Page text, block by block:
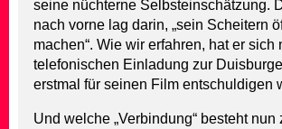
seine nüchterne Selbsteinschätzung.
nach vorne lag darin, „sein Scheitern
machen“. Wie wir erfahren, hat er sich
telefonischen Einladung zur
erstmal für seinen Film entschuldigen
Und welche „Verbindung“ besteht nun